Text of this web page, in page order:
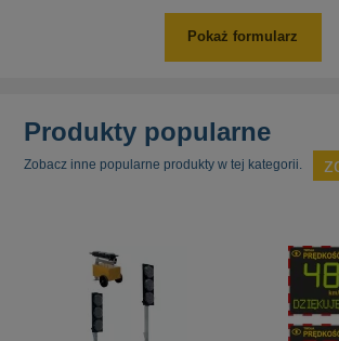
Pokaż formularz
Produkty popularne
Zobacz inne popularne produkty w tej kategorii.